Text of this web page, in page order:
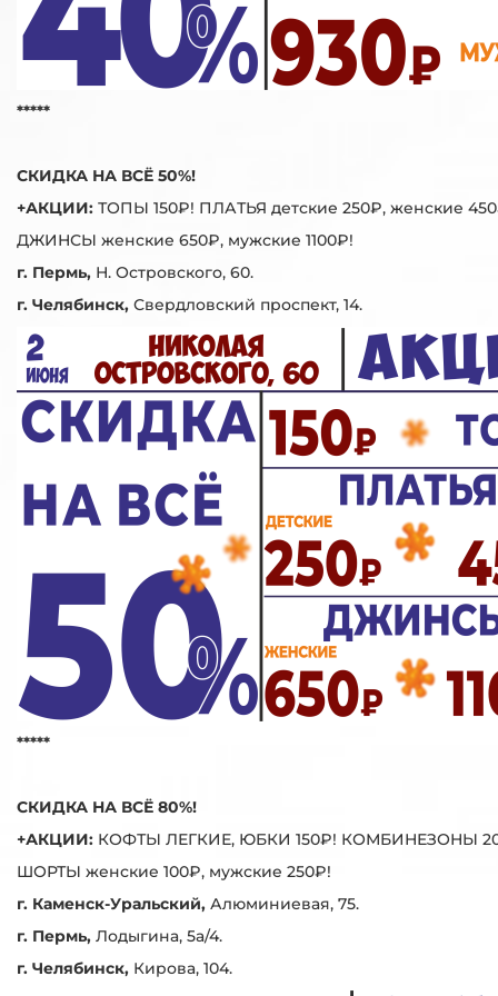
*****
СКИДКА НА ВСЁ 50%!
+АКЦИИ: ТОПЫ 150₽! ПЛАТЬЯ детские 250₽, женские
ДЖИНСЫ женские 650₽, мужские 1100₽!
г. Пермь, Н. Островского, 60.
г. Челябинск, Свердловский проспект, 14.
*****
СКИДКА НА ВСЁ 80%!
+АКЦИИ: КОФТЫ ЛЕГКИЕ, ЮБКИ 150₽! КОМБИНЕЗОНЫ
ШОРТЫ женские 100₽, мужские 250₽!
г. Каменск-Уральский, Алюминиевая, 75.
г. Пермь, Лодыгина, 5а/4.
г. Челябинск, Кирова, 104.